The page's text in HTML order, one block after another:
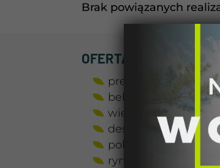
OFERTA OBEJMUJE:
prefabrykowane
belki stropowe
więźba dachowa
deskowanie dachu
pokrycie dachowe
rynny i wykończenia
Brak powiązanych